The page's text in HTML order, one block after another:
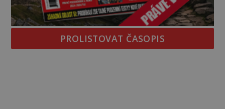
PROLISTOVAT ČASOPIS